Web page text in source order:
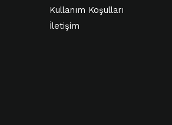
Kullanım Koşulları
İletişim